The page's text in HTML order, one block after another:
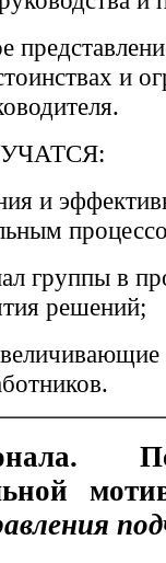
и
и
группы в
решений;